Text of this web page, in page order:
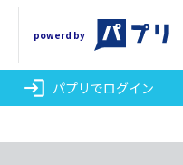
powerd by
login パプリでログイン